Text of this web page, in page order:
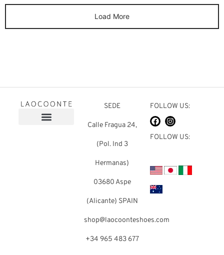
Load More
SEDE
Calle Fragua 24,
(Pol. Ind 3
Hermanas)
03680 Aspe
(Alicante) SPAIN
shop@laocoonteshoes.com
+34 965 483 677
FOLLOW US:
FOLLOW US: